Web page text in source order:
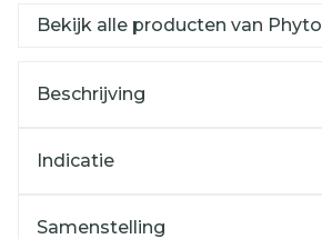
Bekijk alle producten van Phyto
Beschrijving
Indicatie
Samenstelling